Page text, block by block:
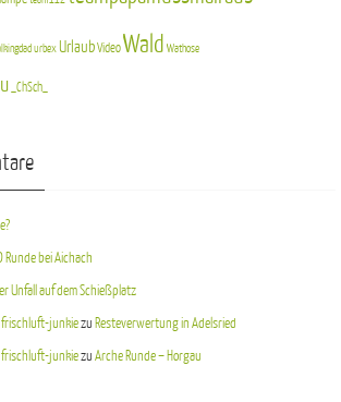
urbexUrlaubVideoWald Wathose
_ChSch_
Runde bei Aichach
Unfall auf dem Schießplatz
frischluft-junkiezu Resteverwertung in Adelsried
frischluft-junkiezu Arche Runde – Horgau